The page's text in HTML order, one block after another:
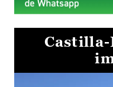
Castilla-